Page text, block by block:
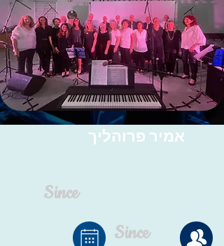
אמיר פרוהליך
Since
Since